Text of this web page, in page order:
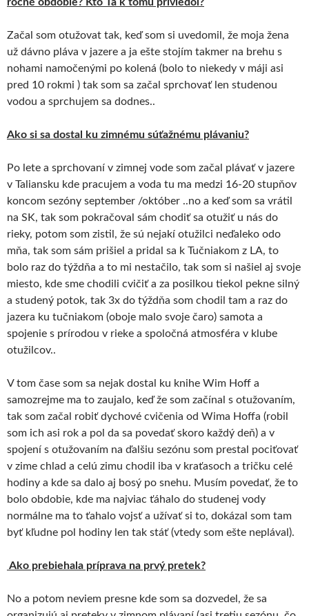
ročné obdobie? Kto Ťa k tomu priviedol?
Začal som otužovat tak, keď som si uvedomil, že moja žena
už dávno pláva v jazere a ja ešte stojím takmer na brehu s
nohami namočenými po kolená (bolo to niekedy v máji asi
pred 10 rokmi ) tak som sa začal sprchovať len studenou
vodou a sprchujem sa dodnes..
Ako si sa dostal ku zimnému súťažnému plávaniu?
Po lete a sprchovaní v zimnej vode som začal plávať v jazere
v Taliansku kde pracujem a voda tu ma medzi 16-20 stupňov
koncom sezóny september /október ..no a keď som sa vrátil
na SK, tak som pokračoval sám chodiť sa otužiť u nás do
rieky, potom som zistil, že sú nejakí otužilci neďaleko odo
mňa, tak som sám prišiel a pridal sa k Tučniakom z LA, to
bolo raz do týždňa a to mi nestačilo, tak som si našiel aj svoje
miesto, kde sme chodili cvičiť a za posilkou tiekol pekne silný
a studený potok, tak 3x do týždňa som chodil tam a raz do
jazera ku tučniakom (oboje malo svoje čaro) samota a
spojenie s prírodou v rieke a spoločná atmosféra v klube
otužilcov..
V tom čase som sa nejak dostal ku knihe Wim Hoff a
samozrejme ma to zaujalo, keď že som začínal s otužovaním,
tak som začal robiť dychové cvičenia od Wima Hoffa (robil
som ich asi rok a pol da sa povedať skoro každý deň) a v
spojení s otužovaním na ďalšiu sezónu som prestal pociťovať
v zime chlad a celú zimu chodil iba v kraťasoch a tričku celé
hodiny a kde sa dalo aj bosý po snehu. Musím povedať, že to
bolo obdobie, kde ma najviac ťáhalo do studenej vody
normálne ma to ťahalo vojsť a užívať si to, dokázal som tam
byť kľudne pol hodiny len tak stáť (vtedy som ešte neplával).
Ako prebiehala príprava na prvý pretek?
No a potom neviem presne kde som sa dozvedel, že sa